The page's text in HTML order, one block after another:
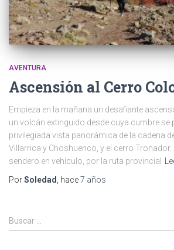
AVENTURA
Ascensión al Cerro
Empieza en la mañana un desafiante
un volcán extinguido desde cuya cumbre se
privilegiada vista panorámica de la cadena
Villarrica y Choshuenco, y el cerro Tronador.
sendero en vehículo, por la ruta provincial
PorSoledad , hace7 años
B
u
Buscar …